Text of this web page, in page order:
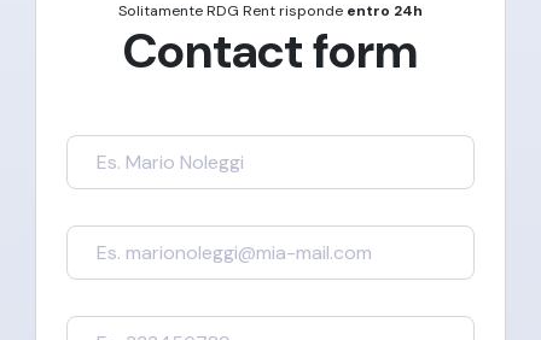
SolitamenteRDG Rentrisponde entro 24h
Contact form